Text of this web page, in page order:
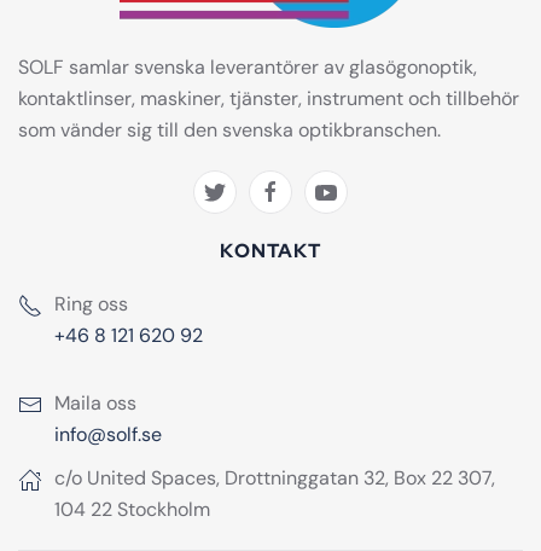
SOLF samlar svenska leverantörer av glasögonoptik,
kontaktlinser, maskiner, tjänster, instrument och tillbehör
som vänder sig till den svenska optikbranschen.
KONTAKT
Ring oss
+46 8 121 620 92
Maila oss
info@solf.se
c/o United Spaces, Drottninggatan 32, Box 22 307,
104 22 Stockholm